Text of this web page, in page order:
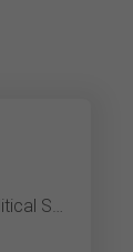
London School of Economics and Political Science